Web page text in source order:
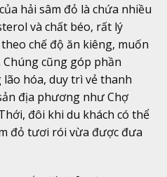
hải sâm đỏ là chứa nhiều
và chất béo, rất lý
chế độ ăn kiêng, muốn
Chúng cũng góp phần
hóa, duy trì vẻ thanh
địa phương như Chợ
đôi khi du khách có thể
đỏ tươi rói vừa được đưa